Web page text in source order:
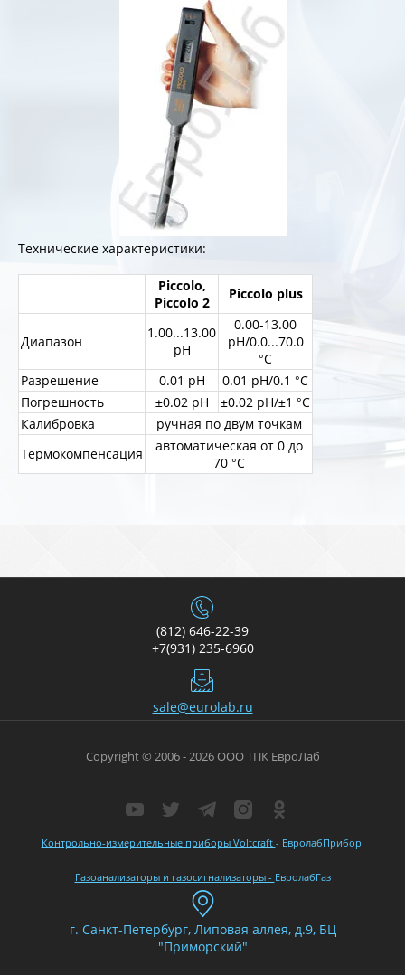
Технические характеристики:
Piccolo,
Piccolo 2
Piccolo plus
Диапазон
1.00...13.00
pH
0.00-13.00
рН/0.0...70.0
°С
Разрешение
0.01 pH
0.01 pH/0.1 °С
Погрешность
±0.02 pH
±0.02 pH/±1 °С
Калибровка
ручная по двум точкам
Термокомпенсация
автоматическая от 0 до
70 °С
(812) 646-22-39
+7(931) 235-6960
sale@eurolab.ru
Контрольно-измерительные приборы Voltcraft - ЕвролабПрибор
Газоанализаторы и газосигнализаторы - ЕвролабГаз
г. Санкт-Петербург, Липовая аллея, д.9, БЦ
"Приморский"
Copyright © 2006 - 2026 ООО ТПК ЕвроЛаб